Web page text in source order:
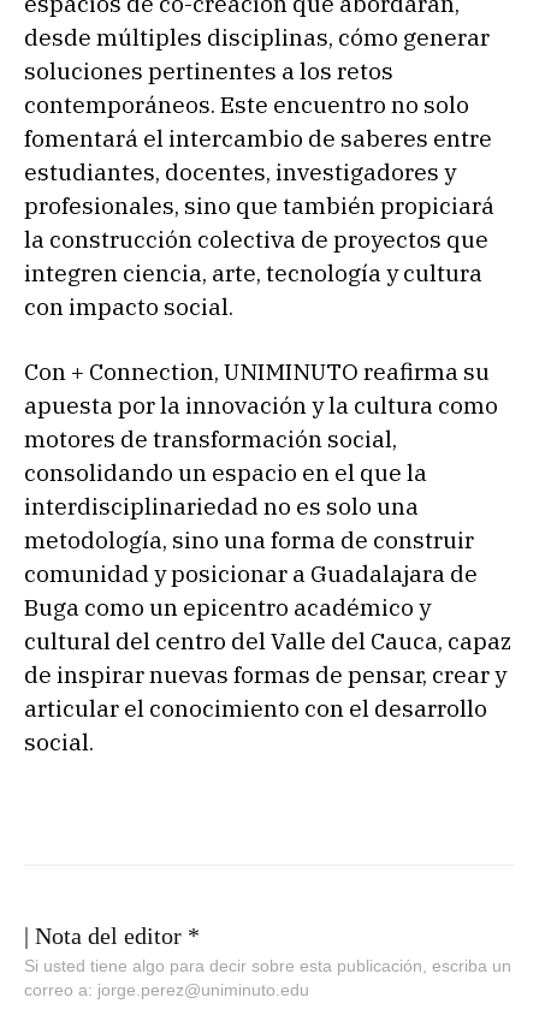
desde múltiples disciplinas, cómo generar
soluciones pertinentes a los retos
contemporáneos. Este encuentro no solo
fomentará el intercambio de saberes entre
estudiantes, docentes, investigadores y
profesionales, sino que también propiciará
la construcción colectiva de proyectos que
integren ciencia, arte, tecnología y cultura
con impacto social.
Con + Connection, UNIMINUTO reafirma su
apuesta por la innovación y la cultura como
motores de transformación social,
consolidando un espacio en el que la
interdisciplinariedad no es solo una
metodología, sino una forma de construir
comunidad y posicionar a Guadalajara de
Buga como un epicentro académico y
cultural del centro del Valle del Cauca, capaz
de inspirar nuevas formas de pensar, crear y
articular el conocimiento con el desarrollo
social.
| Nota del editor *
Si usted tiene algo para decir sobre esta publicación, escriba un
correo a: jorge.perez@uniminuto.edu